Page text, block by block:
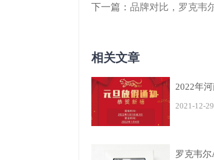
下一篇： 品牌对比，罗克韦
相关文章
2022年
2021-12-29
罗克韦尔